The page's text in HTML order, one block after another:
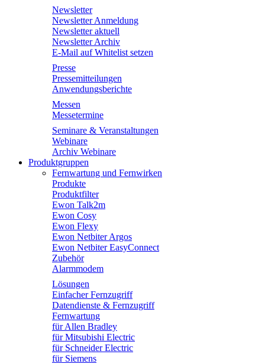
Newsletter
Newsletter Anmeldung
Newsletter aktuell
Newsletter Archiv
E-Mail auf Whitelist setzen
Presse
Pressemitteilungen
Anwendungsberichte
Messen
Messetermine
Seminare & Veranstaltungen
Webinare
Archiv Webinare
Produktgruppen
Fernwartung und Fernwirken
Produkte
Produktfilter
Ewon Talk2m
Ewon Cosy
Ewon Flexy
Ewon Netbiter Argos
Ewon Netbiter EasyConnect
Zubehör
Alarmmodem
Lösungen
Einfacher Fernzugriff
Datendienste & Fernzugriff
Fernwartung
für Allen Bradley
für Mitsubishi Electric
für Schneider Electric
für Siemens